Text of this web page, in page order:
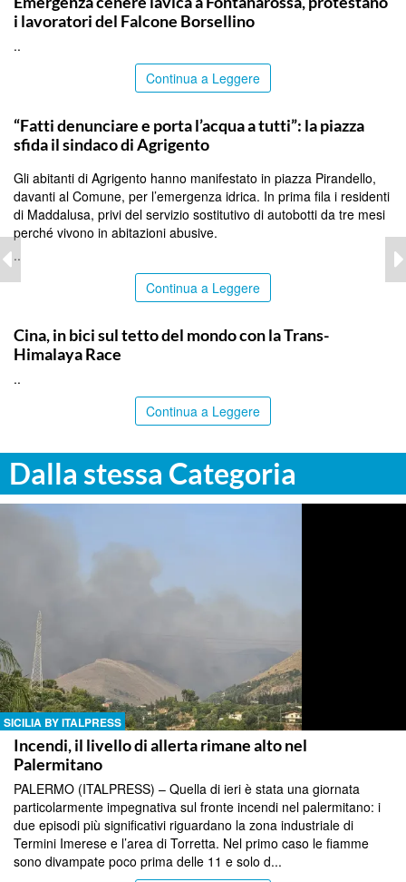
i lavoratori del Falcone Borsellino
..
Continua a Leggere
“Fatti denunciare e porta l’acqua a tutti”: la piazza
sfida il sindaco di Agrigento
Gli abitanti di Agrigento hanno manifestato in piazza Pirandello,
davanti al Comune, per l’emergenza idrica. In prima fila i residenti
di Maddalusa, privi del servizio sostitutivo di autobotti da tre mesi
perché vivono in abitazioni abusive.
..
Continua a Leggere
Cina, in bici sul tetto del mondo con la Trans-
Himalaya Race
..
Continua a Leggere
Dalla stessa Categoria
SICILIA BY ITALPRESS
Incendi, il livello di allerta rimane alto nel
Palermitano
PALERMO (ITALPRESS) – Quella di ieri è stata una giornata
particolarmente impegnativa sul fronte incendi nel palermitano: i
due episodi più significativi riguardano la zona industriale di
Termini Imerese e l’area di Torretta. Nel primo caso le fiamme
sono divampate poco prima delle 11 e solo d...